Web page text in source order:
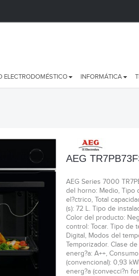
ELECTRODOMÉSTICO INFORMÁTICA
AEG
AEG Series 7000
del horno: Medio, Tipo
el?ctrico, Total
(s): 72 L. Tipo de
Color del producto:
control: Tocar. Tipo de
Digital, Modos del
Temporizador. Clase
energ?a: A++,
(convencional): 0,93
energ?a (convecci?n